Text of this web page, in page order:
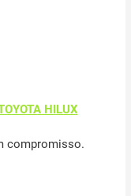
HILUX
compromisso.